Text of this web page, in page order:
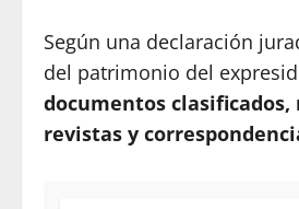
Según una declaración
del patrimonio del
documentos clasificados,
revistas y